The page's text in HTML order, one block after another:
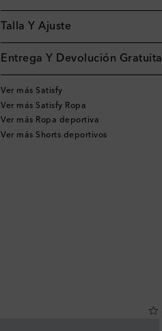
Talla Y Ajuste
Entrega Y Devolución Gratuita
Ver más Satisfy
Ver más Satisfy Ropa
Ver más Ropa deportiva
Ver más Shorts deportivos